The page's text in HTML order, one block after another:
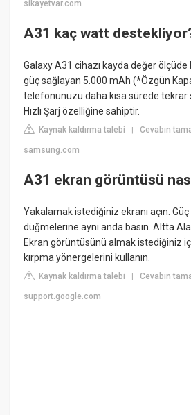
sikayetvar.com
A31 kaç watt
Galaxy A31 cihazı kayda değer
güç sağlayan 5.000 mAh (*Özgün
telefonunuzu daha kısa sürede
Hızlı Şarj özelliğine sahiptir.
Kaynak kaldırma talebi |Cevabın
samsung.com
A31 ekran görüntüsü
Yakalamak istediğiniz ekranı açın.
düğmelerine aynı anda basın. Altta
Ekran görüntüsünü almak istediğiniz
kırpma yönergelerini kullanın.
Kaynak kaldırma talebi |Cevabın
support.google.com